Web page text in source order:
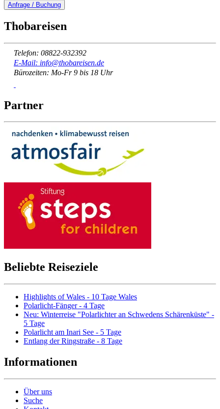
Anfrage / Buchung
Thobareisen
Telefon: 08822-932392
E-Mail: info@thobareisen.de
Bürozeiten: Mo-Fr 9 bis 18 Uhr
Partner
Beliebte Reiseziele
Highlights of Wales - 10 Tage Wales
Polarlicht-Fänger - 4 Tage
Neu: Winterreise "Polarlichter an Schwedens Schärenküste" -
5 Tage
Polarlicht am Inari See - 5 Tage
Entlang der Ringstraße - 8 Tage
Informationen
Über uns
Suche